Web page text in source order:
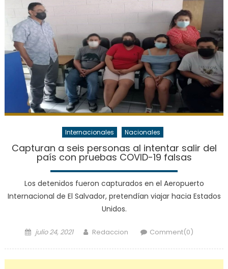
Internacionales Nacionales
Capturan a seis personas al intentar salir del
país con pruebas COVID-19 falsas
Los detenidos fueron capturados en el Aeropuerto
Internacional de El Salvador, pretendían viajar hacia Estados
Unidos.
Posted
julio 24, 2021 Author
Redaccion Comment(0)